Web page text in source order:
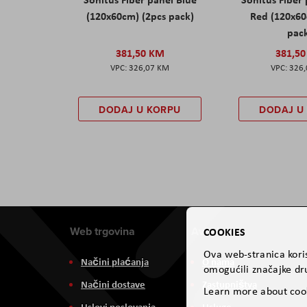
(120x60cm) (2pcs pack)
381,50 KM
326,07 KM
DODAJ U KORPU
Red
DODAJ U
Web trgovina
Načini plaćanja
Načini dostave
Aviteh
O nama
COOKIES
Ova web-stranica
omogućili značajke
Learn more about